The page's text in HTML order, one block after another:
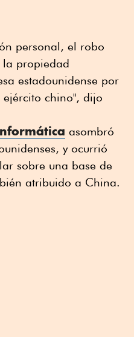
personal, el robo
propiedad
estadounidense por
chino", dijo
asombró
y ocurrió
sobre una base de
atribuido a China.